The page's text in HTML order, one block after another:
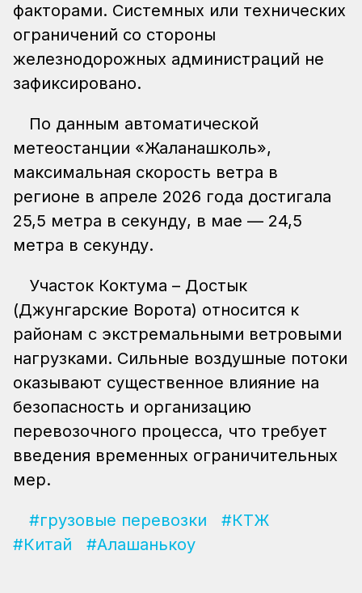
факторами. Системных или технических
ограничений со стороны
железнодорожных администраций не
зафиксировано.
По данным автоматической
метеостанции «Жаланашколь»,
максимальная скорость ветра в
регионе в апреле 2026 года достигала
25,5 метра в секунду, в мае — 24,5
метра в секунду.
Участок Коктума – Достык
(Джунгарские Ворота) относится к
районам с экстремальными ветровыми
нагрузками. Сильные воздушные потоки
оказывают существенное влияние на
безопасность и организацию
перевозочного процесса, что требует
введения временных ограничительных
мер.
#грузовые перевозки
#КТЖ
#Китай
#Алашанькоу